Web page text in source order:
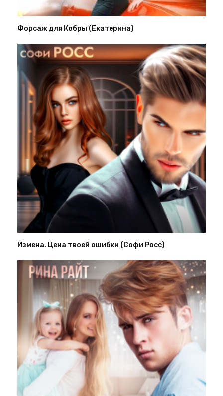
Форсаж для Кобры (Екатерина)
Измена. Цена твоей ошибки (Софи Росс)